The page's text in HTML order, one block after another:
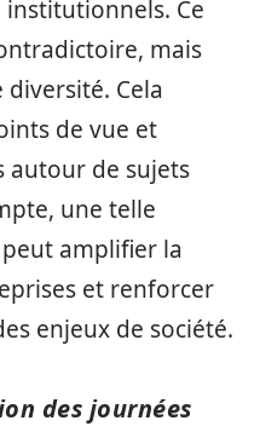
Ce
mais
Cela
de vue et
autour de sujets
une telle
amplifier la
et renforcer
enjeux de société.
des journées